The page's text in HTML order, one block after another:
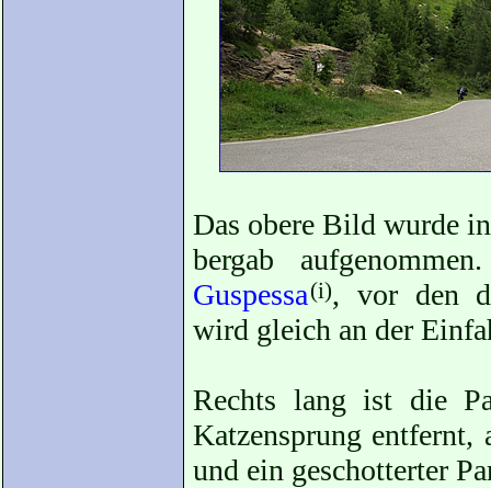
Das obere Bild wurde
bergab
Guspessa(i), vor den
wird gleich an der
Rechts lang ist die
Katzensprung entfernt,
und ein geschotterter